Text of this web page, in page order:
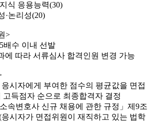
식 응용능력(30)
·논리성(20)
>
배수 이내 선발
에 따라 서류심사 합격인원 변경 가능
시자에게 부여한 점수의 평균값을 면접
득점자 순으로 최종합격자 결정
속변호사 신규 채용에 관한 규정」제9조
시자가 면접위원이 재직하고 있는 법학